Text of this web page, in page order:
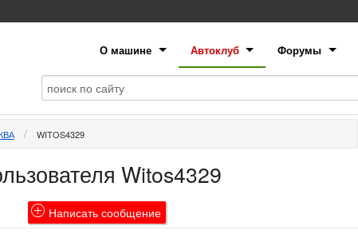
О машине Автоклуб Форумы
WITOS4329
Witos4329
Написатьсообщение